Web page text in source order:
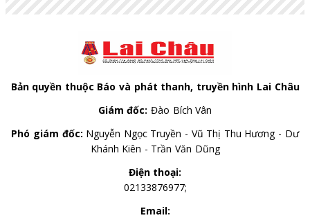
Bản quyền thuộc Báo và phát thanh, truyền hình Lai Châu
Giám đốc: Đào Bích Vân
Phó giám đốc: Nguyễn Ngọc Truyền - Vũ Thị Thu Hương - Dư
Khánh Kiên - Trần Văn Dũng
Điện thoại:
02133876977;
Email: